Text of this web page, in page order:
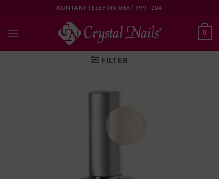
content
KONTAKT TELEFON: 066 / 999 - 224
0
FILTER